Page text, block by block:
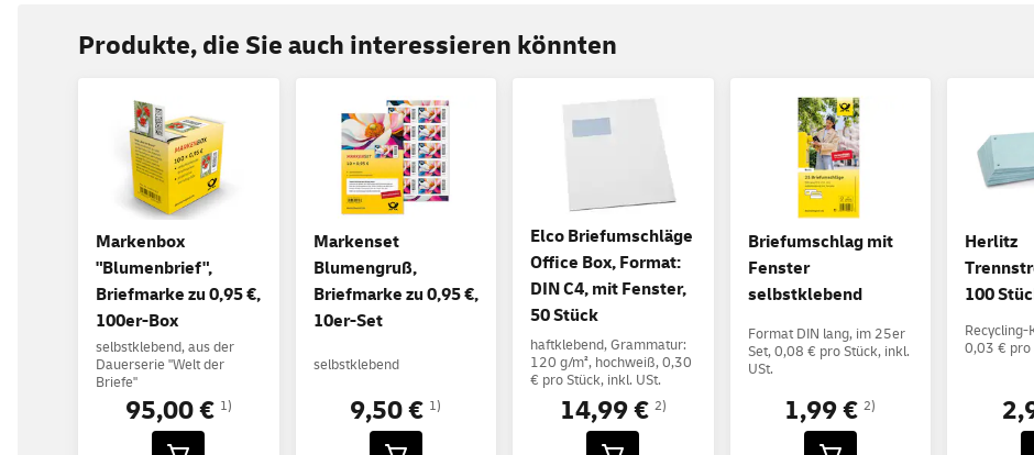
Produkte, die Sie auch interessieren könnten
Markenbox
"Blumenbrief",
Briefmarke zu 0,95 €,
100er-Box
selbstklebend, aus der
Dauerserie "Welt der
Briefe"
95,00 € 1)
Markenset
Blumengruß,
Briefmarke zu 0,95 €,
10er-Set
selbstklebend
9,50 € 1)
Elco Briefumschläge
Office Box, Format:
DIN C4, mit Fenster,
50 Stück
haftklebend, Grammatur:
120 g/m², hochweiß, 0,30
€ pro Stück, inkl. USt.
14,99 € 2)
Briefumschlag mit
Fenster
selbstklebend
Format DIN lang, im 25er
Set, 0,08 € pro Stück, inkl.
USt.
1,99 €2)
Herlitz
100
0,03 € pro